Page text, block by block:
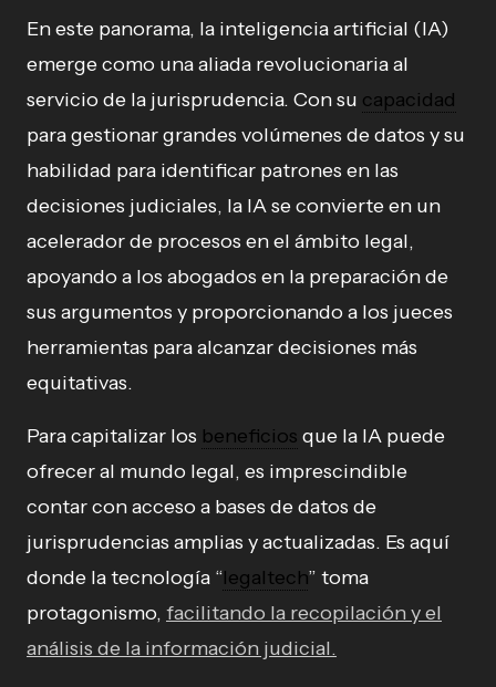
En este panorama, la inteligencia artificial (IA)
emerge como una aliada revolucionaria al
servicio de la jurisprudencia. Con su capacidad
para gestionar grandes volúmenes de datos y su
habilidad para identificar patrones en las
decisiones judiciales, la IA se convierte en un
acelerador de procesos en el ámbito legal,
apoyando a los abogados en la preparación de
sus argumentos y proporcionando a los jueces
herramientas para alcanzar decisiones más
equitativas.
Para capitalizar los beneficios que la IA puede
ofrecer al mundo legal, es imprescindible
contar con acceso a bases de datos de
jurisprudencias amplias y actualizadas. Es aquí
donde la tecnología “legaltech” toma
protagonismo, facilitando la recopilación y el
análisis de la información judicial.